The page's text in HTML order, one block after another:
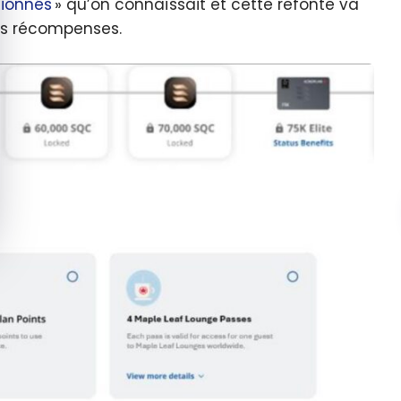
» qu’on connaîssait et cette refonte va
récompenses.